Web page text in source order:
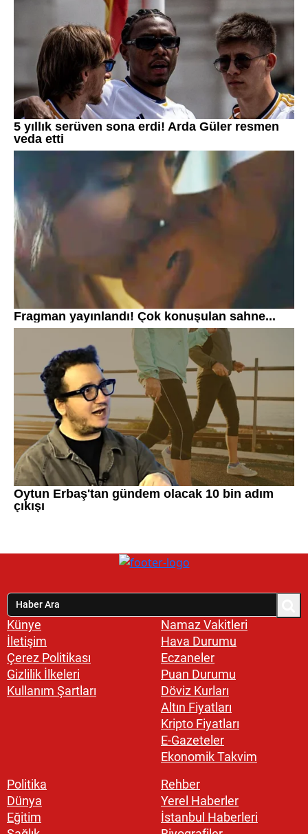
Künye
İletişim
Çerez Politikası
Gizlilik İlkeleri
Kullanım Şartları
Namaz Vakitleri
Hava Durumu
Eczaneler
Puan Durumu
Döviz Kurları
Altın Fiyatları
Kripto Fiyatları
E-Gazeteler
Ekonomik Takvim
Politika
Dünya
Eğitim
Rehber
Yerel Haberler
İstanbul Haberleri